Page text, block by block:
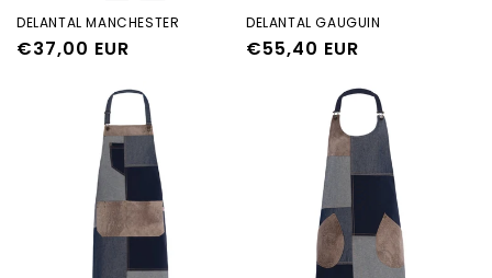
DELANTAL MANCHESTER
Precio
€37,00 EUR
DELANTAL GAUGUIN
Precio
€55,40 EUR